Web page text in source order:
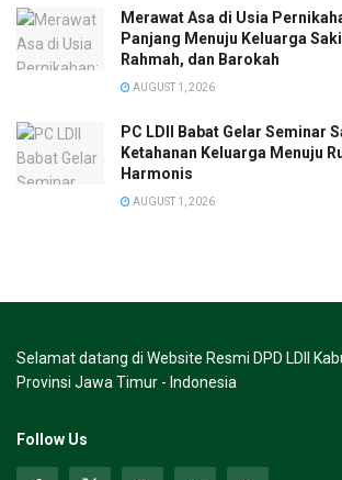
Merawat Asa di Usia
Panjang Menuju Keluarga
Rahmah, dan Barokah
AUGUST 1, 2026
PC LDII Babat Gelar Seminar
Ketahanan Keluarga Menuju
Harmonis
AUGUST 1, 2026
Selamat datang di Website Resmi DPD LDII
Provinsi Jawa Timur - Indonesia
Follow Us